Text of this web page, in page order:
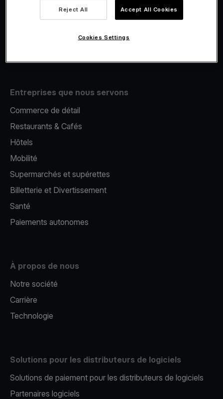
E-Reporting
Entreprises que nous servons
Commerce de détail
Restaurants & Cafés
Hôtels
Mobilité
Supermarchés et supérettes
Billetterie et Divertissement
Santé
Paiements autonomes
À propos de nous
Notre société
Carrière
Technologie
Solutions pour les distributeurs de logiciels
Solutions de paiement pour les distributeurs de logiciels
Partenaires logiciels
Reject All Accept All Cookies
Cookies Settings